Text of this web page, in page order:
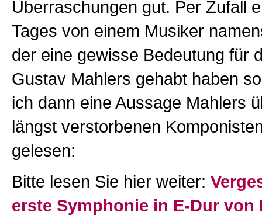
Überraschungen gut. Per Zufall
Tages von einem Musiker
der eine gewisse Bedeutung für
Gustav Mahlers gehabt haben
ich dann eine Aussage Mahlers
längst verstorbenen
gelesen:
Bitte lesen Sie hier weiter:
erste Symphonie in E-Dur von